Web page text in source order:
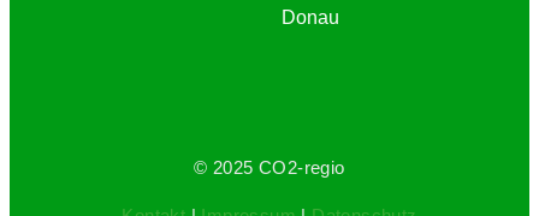
Donau
© 2025 CO2-regio